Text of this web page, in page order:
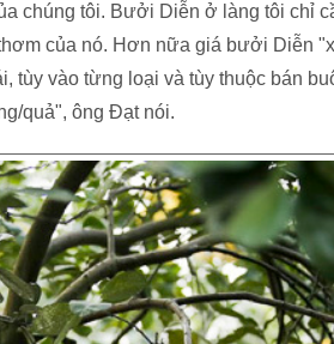
chúng tôi. Bưởi Diễn ở làng tôi chỉ
của nó. Hơn nữa giá bưởi Diễn
tùy vào từng loại và tùy thuộc bán
quả", ông Đạt nói.